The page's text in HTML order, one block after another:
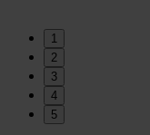
1
2
3
4
5